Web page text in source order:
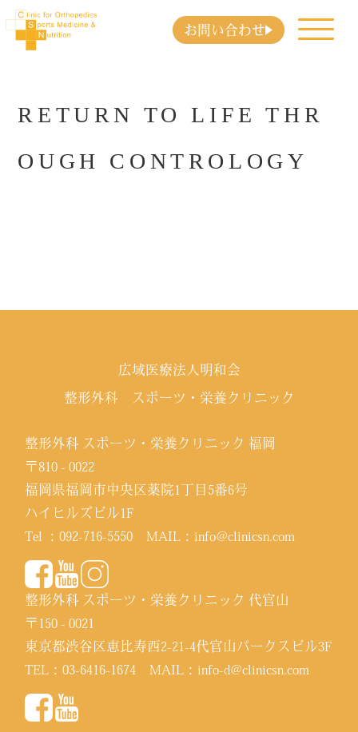
お問い合わせ
RETURN TO LIFE THR
OUGH CONTROLOGY
広域医療法人明和会
整形外科 スポーツ・栄養クリニック
整形外科 スポーツ・栄養クリニック 福岡
〒810 - 0022
福岡県福岡市中央区薬院1丁目5番6号
ハイヒルズビル1F
Tel ：092-716-5550 MAIL：info@clinicsn.com
整形外科 スポーツ・栄養クリニック 代官山
〒150 - 0021
東京都渋谷区恵比寿西2-21-4代官山パークスビル3F
TEL：03-6416-1674 MAIL：info-d@clinicsn.com